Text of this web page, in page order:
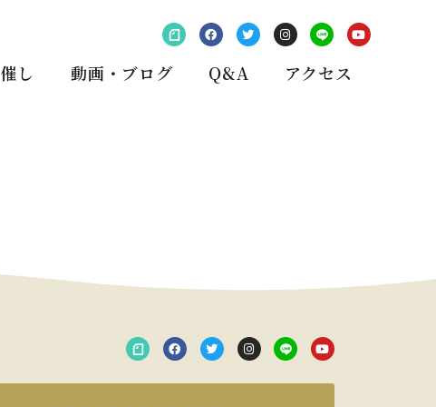
催し 動画・ブログ Q&A アクセス